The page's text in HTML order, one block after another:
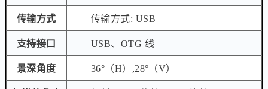
传输方式 传输方式: USB
支持接口 USB、OTG 线
景深角度 36°（H）,28°（V）